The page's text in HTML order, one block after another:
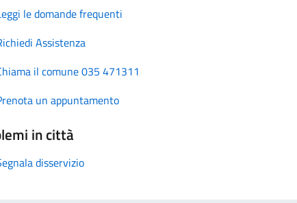
le domande frequenti
Assistenza
il comune 035 471311
un appuntamento
in città
disservizio